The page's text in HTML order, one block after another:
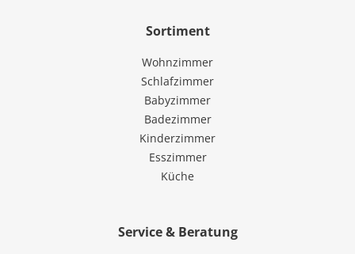
Sortiment
Wohnzimmer
Schlafzimmer
Babyzimmer
Badezimmer
Kinderzimmer
Esszimmer
Küche
Service & Beratung